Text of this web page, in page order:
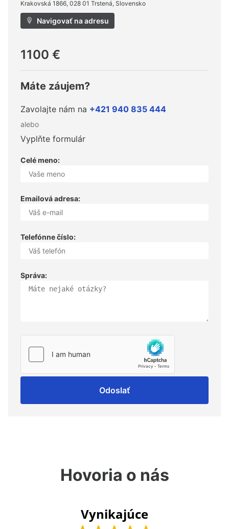
Krakovská 1866, 028 01 Trstená, Slovensko
Navigovať na adresu
1100 €
Máte záujem?
Zavolajte nám na +421 940 835 444
alebo
Vyplňte formulár
Celé meno:
Emailová adresa:
Telefónne číslo:
Správa:
Odoslať
Hovoria o nás
Vynikajúce